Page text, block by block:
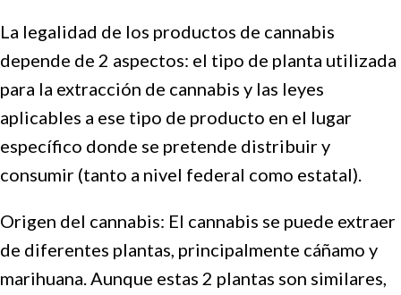
La legalidad de los productos de cannabis
depende de 2 aspectos: el tipo de planta utilizada
para la extracción de cannabis y las leyes
aplicables a ese tipo de producto en el lugar
específico donde se pretende distribuir y
consumir (tanto a nivel federal como estatal).
Origen del cannabis: El cannabis se puede extraer
de diferentes plantas, principalmente cáñamo y
marihuana. Aunque estas 2 plantas son similares,